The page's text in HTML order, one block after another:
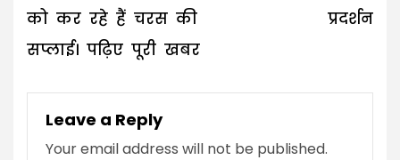
को कर रहे हैं चरस की
सप्लाई। पढ़िए पूरी खबर
प्रदर्शन
Leave a Reply
Your email address will not be published.